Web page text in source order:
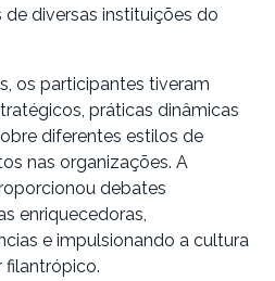
diversas instituições do
os participantes tiveram
práticas dinâmicas
diferentes estilos de
nas organizações. A
debates
enriquecedoras,
e impulsionando a cultura
filantrópico.